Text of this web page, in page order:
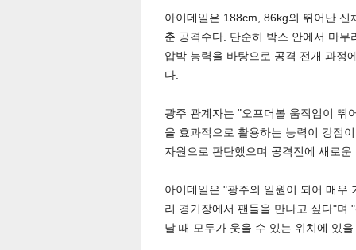
아이데일은 188cm, 86kg의 뛰어난
춘 공격수다. 단순히 박스 안에서 마
압박 능력을 바탕으로 공격 전개 과정
다.
광주 관계자는 "오프더볼 움직임이 뛰
을 효과적으로 활용하는 능력이 강점
자원으로 판단했으며 공격진에 새로
아이데일은 "광주의 일원이 되어 매우
리 경기장에서 팬들을 만나고 싶다"며
날 때 모두가 웃을 수 있는 위치에 있